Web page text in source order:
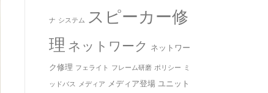
ナ システム スピーカー修
理 ネットワーク ネットワー
ク修理 フェライト フレーム研磨 ポリシー ミ
ッドバス メディア メディア登場 ユニット